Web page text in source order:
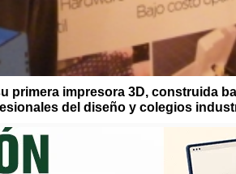
primera impresora 3D, construida
del diseño y colegios